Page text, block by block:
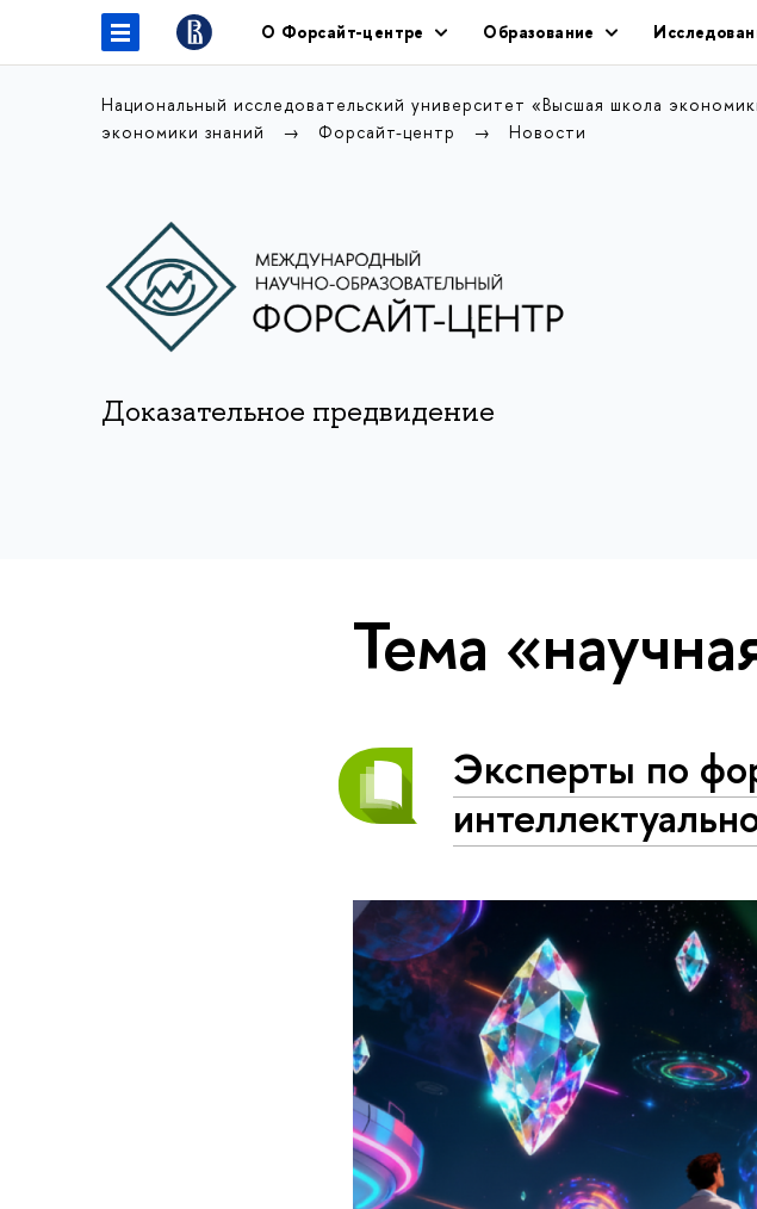
О Форсайт-центре Образование
Национальный исследовательский университет «Высшая школа
экономики знаний
Форсайт-центр Новости
Доказательное предвидение
Тема
Эксперты по